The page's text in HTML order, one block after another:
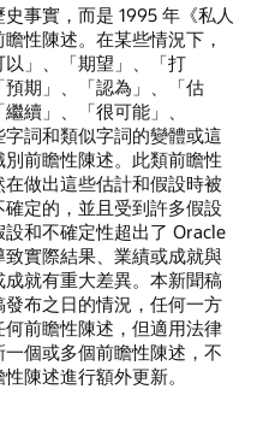
事實，而是 1995 年《私人
性陳述。在某些情況下，
」、「期望」、「打
期」、「認為」、「估
續」、「很可能」、
字詞和類似字詞的變體或這
前瞻性陳述。此類前瞻性
做出這些估計和假設時被
定的，並且受到許多假設
和不確定性超出了 Oracle
實際結果、業績或成就與
就有重大差異。本新聞稿
布之日的情況，任何一方
前瞻性陳述，但適用法律
個或多個前瞻性陳述，不
陳述進行額外更新。